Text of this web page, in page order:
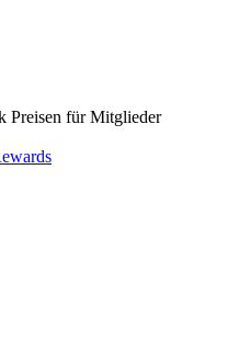
Preisen für Mitglieder